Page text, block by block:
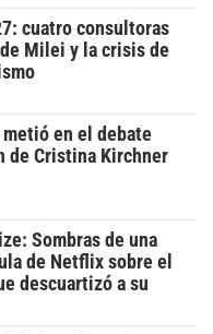
cuatro consultoras
Milei y la crisis de
en el debate
de Cristina Kirchner
Sombras de una
de Netflix sobre el
descuartizó a su